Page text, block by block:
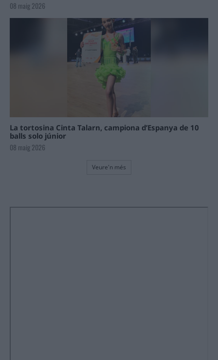
08 maig 2026
La tortosina Cinta Talarn, campiona d’Espanya de 10
balls solo júnior
08 maig 2026
Veure'n més